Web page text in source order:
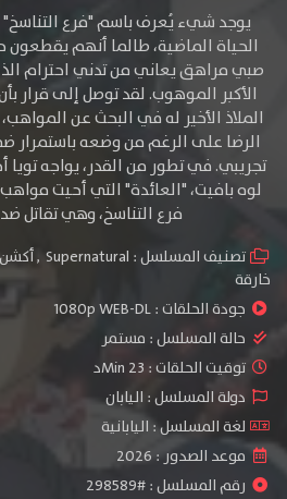
يوجد شيء يُعرف باسم "فرع
الحياة الماضية، طالما أنهم
صبي مراهق يعاني من تدني احترام
الأكبر الموهوب. لقد توصل إلى قرار
الملاذ الأخير له في البحث عن
تجريبي. في تطور من القدر، يواجه تويا
لوه بافيت، "العائدة" التي أحيت
فرع التناسخ، وهي تقاتل
تصنيف المسلسل : Supernatural
,أكشن
خارقة
جودة الحلقات :1080p WEB-DL
حالة المسلسل : مستمر
توقيت الحلقات : 23 Minد
دولة المسلسل : اليابان
لغة المسلسل : اليابانية
موعد الصدور : 2026
رقم المسلسل : #298589